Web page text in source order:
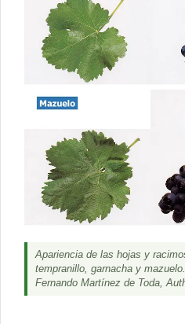
Apariencia de las hojas y
tempranillo, garnacha y
Fernando Martínez de Toda,